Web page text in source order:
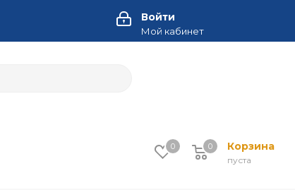
Войти
Мой кабинет
0 Корзина
пуста
0